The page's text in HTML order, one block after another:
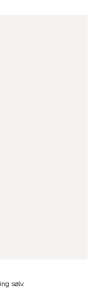
sølv.